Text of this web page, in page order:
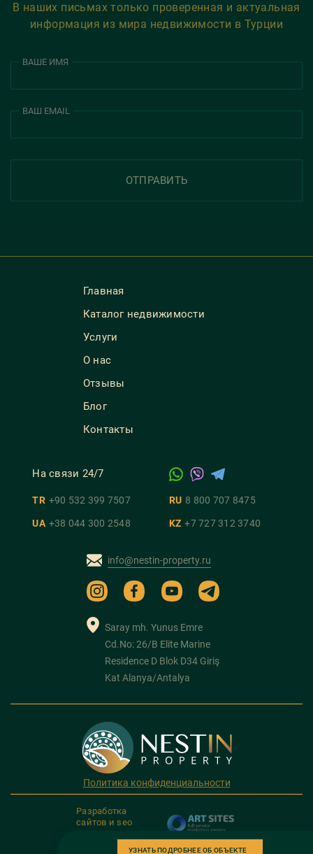
УЗНАТЬ ПОДРОБНЕЕ ОБ ОБЪЕКТЕ
В наших письмах только проверенная и актуальная
информация из мира недвижимости в Турции
ВАШЕ ИМЯ
ВАШ EMAIL
ОТПРАВИТЬ
Главная
Каталог недвижимости
Услуги
О нас
Отзывы
Блог
Контакты
На связи 24/7
TR +90 532 399 7507 RU 8 800 707 8475
UA +38 044 300 2548 KZ +7 727 312 3740
info@nestin-property.ru
Saray mh. Yunus Emre
Cd.No: 26/B Elite Marine
Residence D Blok D34 Giriş
Kat Alanya/Antalya
Политика конфиденциальности
Разработка
сайтов и seo